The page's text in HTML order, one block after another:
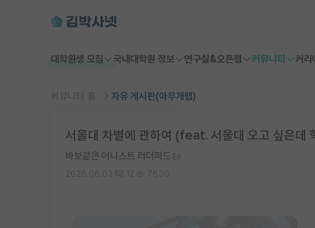
대학원생 모집 국내대학원 정보 연구실&오픈랩 커뮤니티 커리
커뮤니티 홈 자유 게시판(아무개랩)
서울대 차별에 관하여 (feat. 서울대 오고 싶은데
바보같은 어니스트 러더퍼드